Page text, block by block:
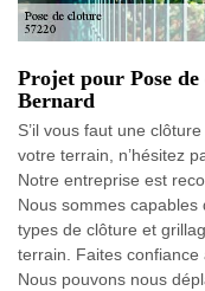
Projet pour Pose
Bernard
S’il vous faut une
votre terrain, n’hésitez
Notre entreprise est
Nous sommes
types de clôture et
terrain. Faites confiance
Nous pouvons nous